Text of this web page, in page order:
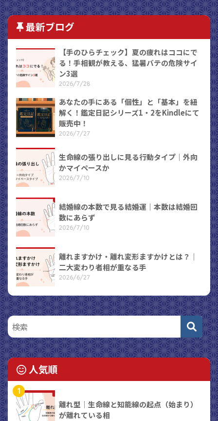
最新ブログ
【手のひらチェック】夏の疲れはココにで
る！手相観が教える、猛暑バテの危険サイ
ン3選
2026/7/28
あなたの手にある「個性」と「基本」を紐
解く！鑑定日記シリーズ1・2をKindleにて
販売中！
2026/7/27
生命線の張り出しに見る行動タイプ｜外向
かマイペースか
2026/7/10
結婚線の本数で見る結婚運｜本数は結婚回
数にあらず
2026/7/10
離れますかけ・離れ変形ますかけとは？｜
二大変わり者相が重なる手
2026/6/27
人気順
1
離れ型｜生命線と知能線の起点（始まり）
が離れている相